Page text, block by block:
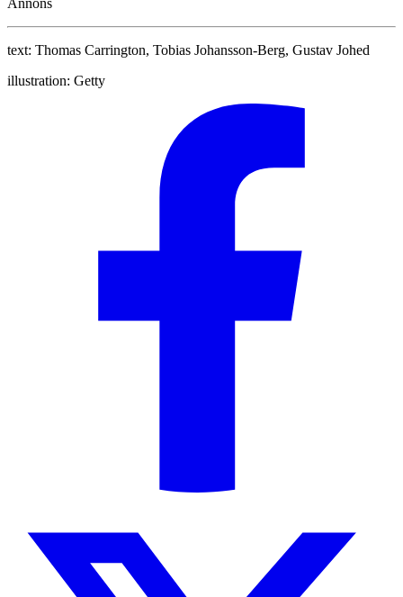
Annons
text: Thomas Carrington, Tobias Johansson-Berg, Gustav Johed
illustration: Getty